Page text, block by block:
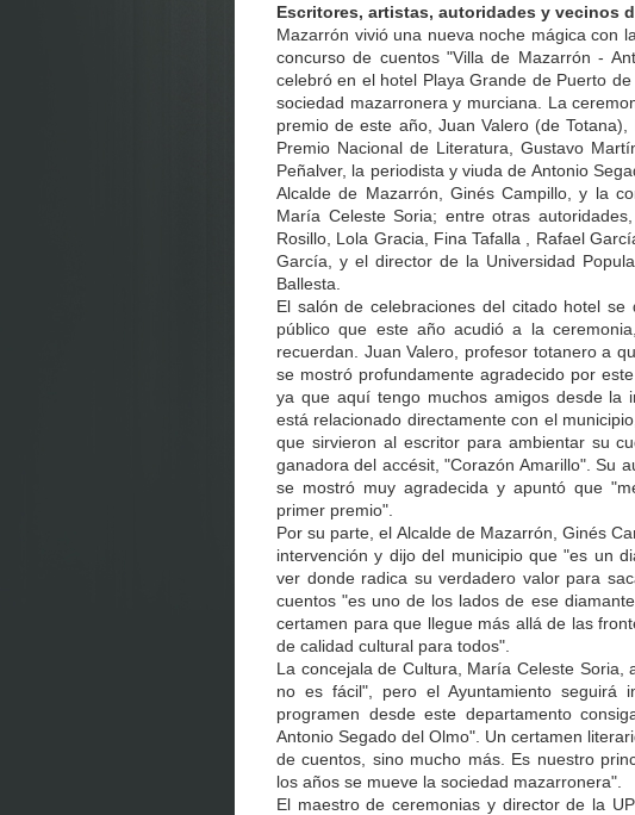
Escritores, artistas, autoridades y vecinos
Mazarrón vivió una nueva noche mágica con
concurso de cuentos "Villa de Mazarrón -
celebró en el hotel Playa Grande de Puerto
sociedad mazarronera y murciana. La
premio de este año, Juan Valero (de
Premio Nacional de Literatura, Gustavo
Peñalver, la periodista y viuda de Antonio
Alcalde de Mazarrón, Ginés Campillo, y la
María Celeste Soria; entre otras
Rosillo, Lola Gracia, Fina Tafalla , Rafael
García, y el director de la Universidad
Ballesta.
El salón de celebraciones del citado hotel
público que este año acudió a la
recuerdan. Juan Valero, profesor totanero a
se mostró profundamente agradecido por
ya que aquí tengo muchos amigos desde la
está relacionado directamente con el
que sirvieron al escritor para ambientar su
ganadora del accésit, "Corazón Amarillo". Su
se mostró muy agradecida y apuntó que
primer premio".
Por su parte, el Alcalde de Mazarrón, Ginés
intervención y dijo del municipio que "es un
ver donde radica su verdadero valor para
cuentos "es uno de los lados de ese
certamen para que llegue más allá de las
de calidad cultural para todos".
La concejala de Cultura, María Celeste
no es fácil", pero el Ayuntamiento seguirá
programen desde este departamento
Antonio Segado del Olmo". Un certamen
de cuentos, sino mucho más. Es nuestro
los años se mueve la sociedad mazarronera".
El maestro de ceremonias y director de la